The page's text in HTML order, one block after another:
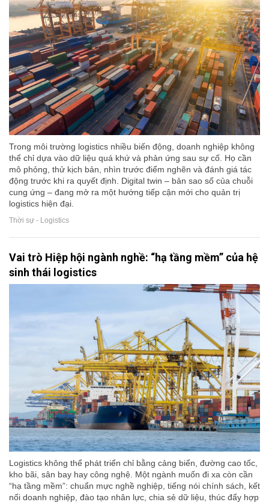
Trong môi trường logistics nhiều biến động, doanh nghiệp không
thể chỉ dựa vào dữ liệu quá khứ và phản ứng sau sự cố. Họ cần
mô phỏng, thử kịch bản, nhìn trước điểm nghẽn và đánh giá tác
động trước khi ra quyết định. Digital twin – bản sao số của chuỗi
cung ứng – đang mở ra một hướng tiếp cận mới cho quản trị
logistics hiện đại.
Thời sự - Logistics
Vai trò Hiệp hội ngành nghề: “hạ tầng mềm” của hệ
sinh thái logistics
Logistics không thể phát triển chỉ bằng cảng biển, đường cao tốc,
kho bãi, sân bay hay công nghệ. Một ngành muốn đi xa còn cần
“hạ tầng mềm”: chuẩn mực nghề nghiệp, tiếng nói chính sách, kết
nối doanh nghiệp, đào tạo nhân lực, chia sẻ dữ liệu, thúc đẩy hợp